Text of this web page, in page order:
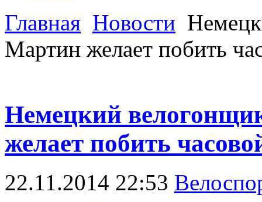
Главная Новости
Мартин желает побить
Немецкий
желает побить
22.11.2014 22:53